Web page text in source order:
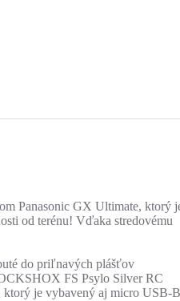
Panasonic GX Ultimate, ktorý
od terénu! Vďaka stredovému
do priľnavých plášťov
FS Psylo Silver RC
ktorý je vybavený aj micro USB-B